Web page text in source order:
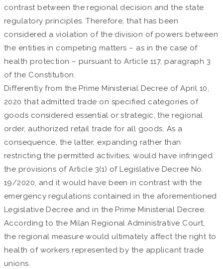
contrast between the regional decision and the state
regulatory principles. Therefore, that has been
considered a violation of the division of powers between
the entities in competing matters – as in the case of
health protection – pursuant to Article 117, paragraph 3
of the Constitution.
Differently from the Prime Ministerial Decree of April 10,
2020 that admitted trade on specified categories of
goods considered essential or strategic, the regional
order, authorized retail trade for all goods. As a
consequence, the latter, expanding rather than
restricting the permitted activities, would have infringed
the provisions of Article 3(1) of Legislative Decree No.
19/2020, and it would have been in contrast with the
emergency regulations contained in the aforementioned
Legislative Decree and in the Prime Ministerial Decree.
According to the Milan Regional Administrative Court,
the regional measure would ultimately affect the right to
health of workers represented by the applicant trade
unions.